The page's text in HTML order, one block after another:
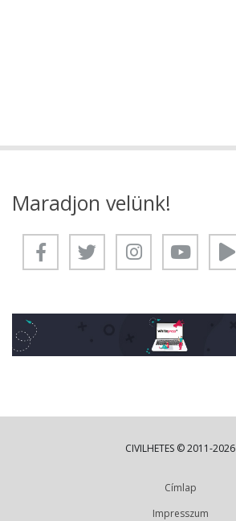
Maradjon velünk!
CIVILHETES © 2011-2026
Címlap
Impresszum